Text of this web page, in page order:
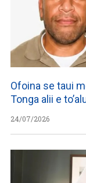
Ofoina se taui
Tonga alii e
24/07/2026